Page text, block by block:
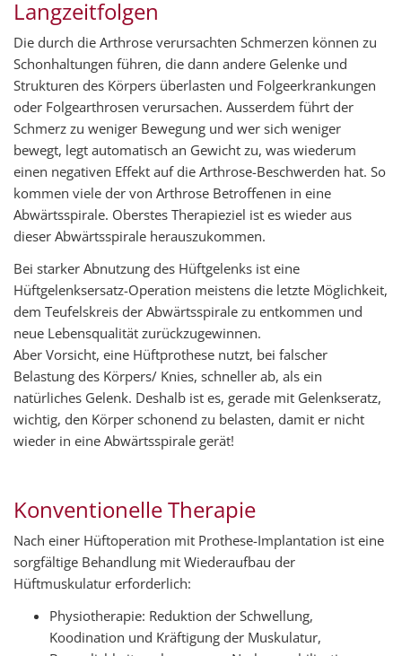
Langzeitfolgen
Die durch die Arthrose verursachten Schmerzen können zu
Schonhaltungen führen, die dann andere Gelenke und
Strukturen des Körpers überlasten und Folgeerkrankungen
oder Folgearthrosen verursachen. Ausserdem führt der
Schmerz zu weniger Bewegung und wer sich weniger
bewegt, legt automatisch an Gewicht zu, was wiederum
einen negativen Effekt auf die Arthrose-Beschwerden hat. So
kommen viele der von Arthrose Betroffenen in eine
Abwärtsspirale. Oberstes Therapieziel ist es wieder aus
dieser Abwärtsspirale herauszukommen.
Bei starker Abnutzung des Hüftgelenks ist eine
Hüftgelenksersatz-Operation meistens die letzte Möglichkeit,
dem Teufelskreis der Abwärtsspirale zu entkommen und
neue Lebensqualität zurückzugewinnen.
Aber Vorsicht, eine Hüftprothese nutzt, bei falscher
Belastung des Körpers/ Knies, schneller ab, als ein
natürliches Gelenk. Deshalb ist es, gerade mit Gelenkseratz,
wichtig, den Körper schonend zu belasten, damit er nicht
wieder in eine Abwärtsspirale gerät!
Konventionelle Therapie
Nach einer Hüftoperation mit Prothese-Implantation ist eine
sorgfältige Behandlung mit Wiederaufbau der
Hüftmuskulatur erforderlich:
Physiotherapie: Reduktion der Schwellung,
Koodination und Kräftigung der Muskulatur,